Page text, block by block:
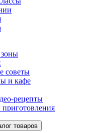
советы
и кафе
рецепты
товаров